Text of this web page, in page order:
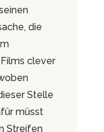
die
clever
Stelle
müsst
Streifen